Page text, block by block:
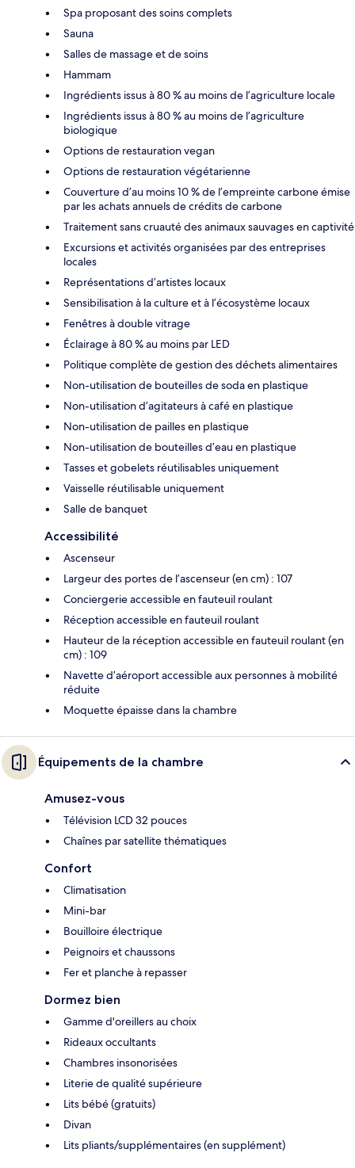
Spa proposant des soins complets
Sauna
Salles de massage et de soins
Hammam
Ingrédients issus à 80 % au moins de l’agriculture locale
Ingrédients issus à 80 % au moins de l’agriculture
biologique
Options de restauration vegan
Options de restauration végétarienne
Couverture d’au moins 10 % de l’empreinte carbone émise
par les achats annuels de crédits de carbone
Traitement sans cruauté des animaux sauvages en captivité
Excursions et activités organisées par des entreprises
locales
Représentations d’artistes locaux
Sensibilisation à la culture et à l’écosystème locaux
Fenêtres à double vitrage
Éclairage à 80 % au moins par LED
Politique complète de gestion des déchets alimentaires
Non-utilisation de bouteilles de soda en plastique
Non-utilisation d’agitateurs à café en plastique
Non-utilisation de pailles en plastique
Non-utilisation de bouteilles d’eau en plastique
Tasses et gobelets réutilisables uniquement
Vaisselle réutilisable uniquement
Salle de banquet
Accessibilité
Ascenseur
Largeur des portes de l’ascenseur (en cm) : 107
Conciergerie accessible en fauteuil roulant
Réception accessible en fauteuil roulant
Hauteur de la réception accessible en fauteuil roulant (en
cm) : 109
Navette d’aéroport accessible aux personnes à mobilité
réduite
Moquette épaisse dans la chambre
Équipements de la chambre
Amusez-vous
Télévision LCD 32 pouces
Chaînes par satellite thématiques
Confort
Climatisation
Mini-bar
Bouilloire électrique
Peignoirs et chaussons
Fer et planche à repasser
Dormez bien
Gamme d'oreillers au choix
Rideaux occultants
Chambres insonorisées
Literie de qualité supérieure
Lits bébé (gratuits)
Divan
Lits pliants/supplémentaires (en supplément)